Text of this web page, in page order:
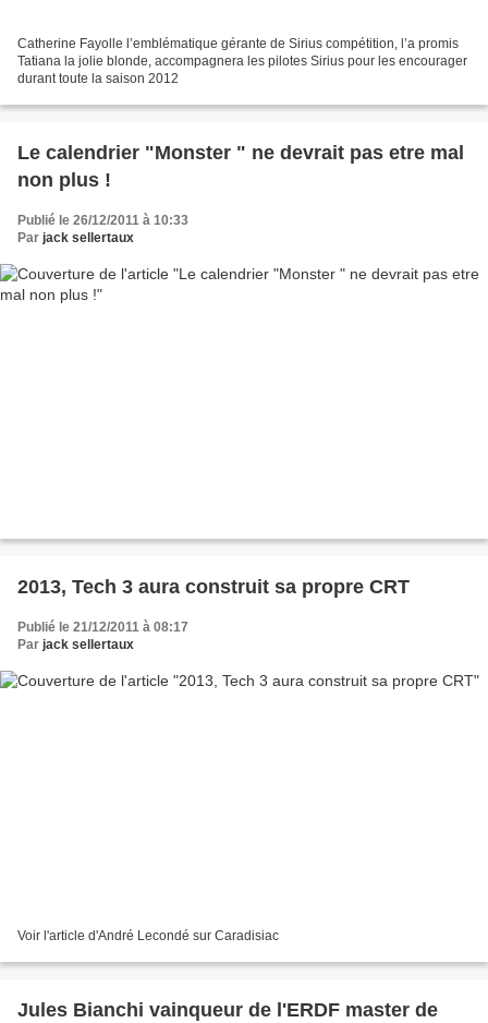
Catherine Fayolle l’emblématique gérante de Sirius compétition, l’a promis
Tatiana la jolie blonde, accompagnera les pilotes Sirius pour les encourager
durant toute la saison 2012
Le calendrier "Monster " ne devrait pas etre mal
non plus !
Publié le 26/12/2011 à 10:33
Par jack sellertaux
2013, Tech 3 aura construit sa propre CRT
Publié le 21/12/2011 à 08:17
Par jack sellertaux
Voir l'article d'André Lecondé sur Caradisiac
Jules Bianchi vainqueur de l'ERDF master de